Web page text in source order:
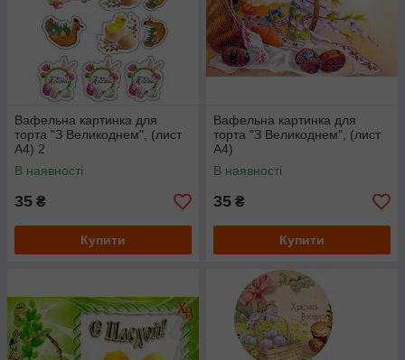
Вафельна картинка для
торта "З Великоднем", (лист
А4) 2
В наявності
35 ₴
Купити
Вафельна картинка для
торта "З Великоднем", (лист
А4)
В наявності
35 ₴
Купити